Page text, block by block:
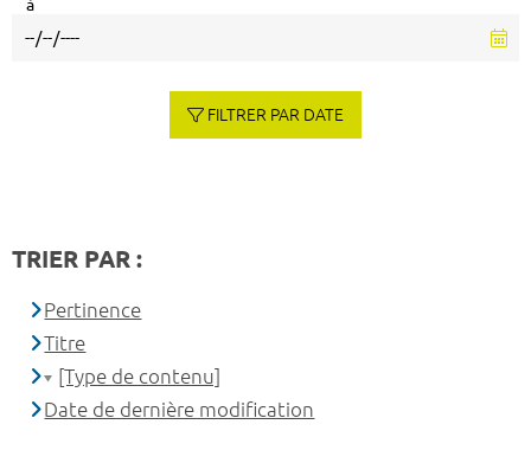
à
FILTRER PAR DATE
TRIER PAR :
Pertinence
Titre
[Type de contenu]
Date de dernière modification